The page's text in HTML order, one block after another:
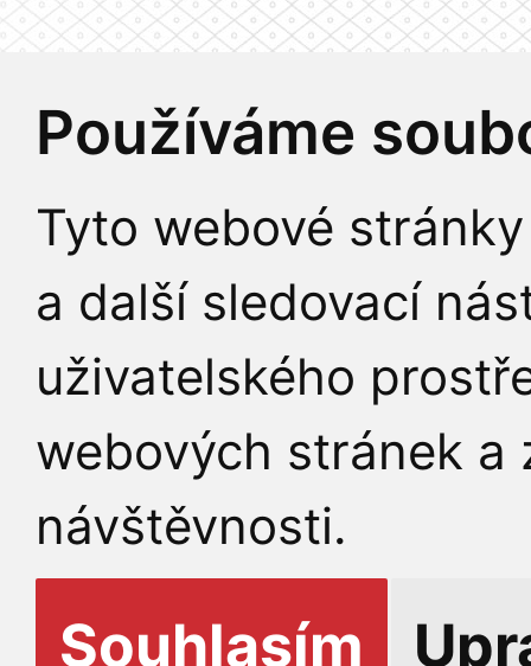
Používáme
Tyto webové
a další sledovací
uživatelského
webových stránek a
návštěvnosti.
Souhlasím